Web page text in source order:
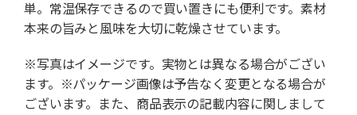
単。常温保存できるので買い置きにも便利です。素材
本来の旨みと風味を大切に乾燥させています。
※写真はイメージです。実物とは異なる場合がござい
ます。※パッケージ画像は予告なく変更となる場合が
ございます。また、商品表示の記載内容に関しまして